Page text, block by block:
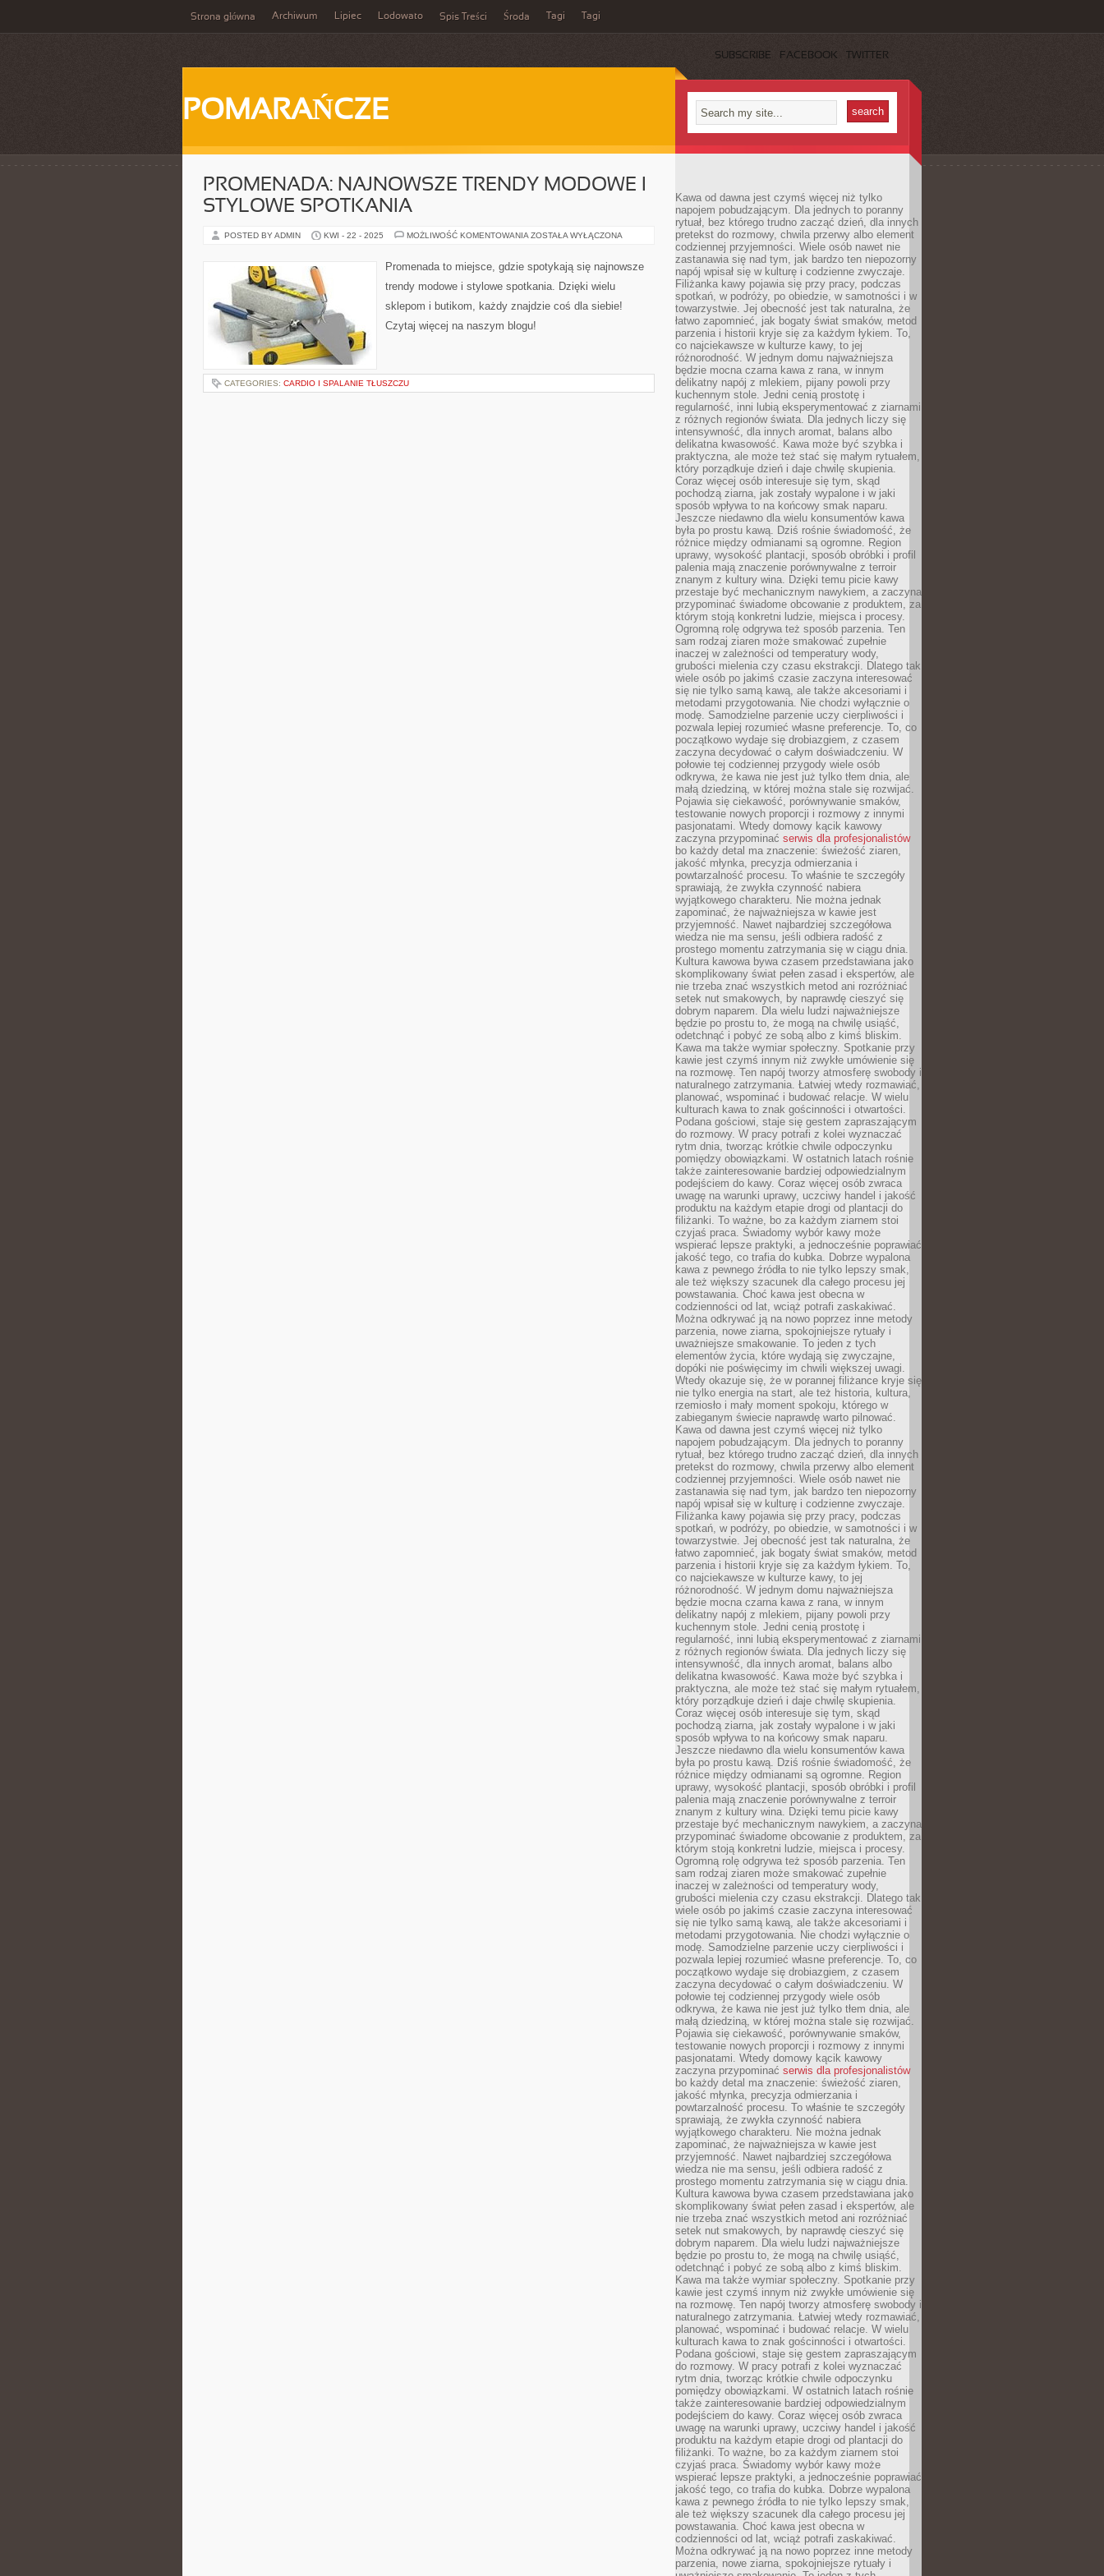
Strona główna Archiwum Lipiec Lodowato Spis Treści Środa Tagi Tagi
SUBSCRIBE FACEBOOK TWITTER
POMARAŃCZE
PROMENADA: NAJNOWSZE TRENDY MODOWE I
STYLOWE SPOTKANIA
POSTED BY ADMIN KWI - 22 - 2025 MOŻLIWOŚĆ KOMENTOWANIA PROMENADA:
MODOWE
I
SPOTKANIA
ZOSTAŁA WYŁĄCZONA
Promenada to miejsce, gdzie spotykają się najnowsze
trendy modowe i stylowe spotkania. Dzięki wielu
sklepom i butikom, każdy znajdzie coś dla siebie!
Czytaj więcej na naszym blogu!
CATEGORIES: CARDIO I SPALANIE TŁUSZCZU
Kawa od dawna jest czymś więcej niż tylko
napojem pobudzającym. Dla jednych to poranny
rytuał, bez którego trudno zacząć dzień, dla innych
pretekst do rozmowy, chwila przerwy albo element
codziennej przyjemności. Wiele osób nawet nie
zastanawia się nad tym, jak bardzo ten niepozorny
napój wpisał się w kulturę i codzienne zwyczaje.
Filiżanka kawy pojawia się przy pracy, podczas
spotkań, w podróży, po obiedzie, w samotności i w
towarzystwie. Jej obecność jest tak naturalna, że
łatwo zapomnieć, jak bogaty świat smaków, metod
parzenia i historii kryje się za każdym łykiem. To,
co najciekawsze w kulturze kawy, to jej
różnorodność. W jednym domu najważniejsza
będzie mocna czarna kawa z rana, w innym
delikatny napój z mlekiem, pijany powoli przy
kuchennym stole. Jedni cenią prostotę i
regularność, inni lubią eksperymentować z ziarnami
z różnych regionów świata. Dla jednych liczy się
intensywność, dla innych aromat, balans albo
delikatna kwasowość. Kawa może być szybka i
praktyczna, ale może też stać się małym rytuałem,
który porządkuje dzień i daje chwilę skupienia.
Coraz więcej osób interesuje się tym, skąd
pochodzą ziarna, jak zostały wypalone i w jaki
sposób wpływa to na końcowy smak naparu.
Jeszcze niedawno dla wielu konsumentów kawa
była po prostu kawą. Dziś rośnie świadomość, że
różnice między odmianami są ogromne. Region
uprawy, wysokość plantacji, sposób obróbki i profil
palenia mają znaczenie porównywalne z terroir
znanym z kultury wina. Dzięki temu picie kawy
przestaje być mechanicznym nawykiem, a zaczyna
przypominać świadome obcowanie z produktem, za
którym stoją konkretni ludzie, miejsca i procesy.
Ogromną rolę odgrywa też sposób parzenia. Ten
sam rodzaj ziaren może smakować zupełnie
inaczej w zależności od temperatury wody,
grubości mielenia czy czasu ekstrakcji. Dlatego tak
wiele osób po jakimś czasie zaczyna interesować
się nie tylko samą kawą, ale także akcesoriami i
metodami przygotowania. Nie chodzi wyłącznie o
modę. Samodzielne parzenie uczy cierpliwości i
pozwala lepiej rozumieć własne preferencje. To, co
początkowo wydaje się drobiazgiem, z czasem
zaczyna decydować o całym doświadczeniu. W
połowie tej codziennej przygody wiele osób
odkrywa, że kawa nie jest już tylko tłem dnia, ale
małą dziedziną, w której można stale się rozwijać.
Pojawia się ciekawość, porównywanie smaków,
testowanie nowych proporcji i rozmowy z innymi
pasjonatami. Wtedy domowy kącik kawowy
zaczyna przypominać serwis dla profesjonalistów
bo każdy detal ma znaczenie: świeżość ziaren,
jakość młynka, precyzja odmierzania i
powtarzalność procesu. To właśnie te szczegóły
sprawiają, że zwykła czynność nabiera
wyjątkowego charakteru. Nie można jednak
zapominać, że najważniejsza w kawie jest
przyjemność. Nawet najbardziej szczegółowa
wiedza nie ma sensu, jeśli odbiera radość z
prostego momentu zatrzymania się w ciągu dnia.
Kultura kawowa bywa czasem przedstawiana jako
skomplikowany świat pełen zasad i ekspertów, ale
nie trzeba znać wszystkich metod ani rozróżniać
setek nut smakowych, by naprawdę cieszyć się
dobrym naparem. Dla wielu ludzi najważniejsze
będzie po prostu to, że mogą na chwilę usiąść,
odetchnąć i pobyć ze sobą albo z kimś bliskim.
Kawa ma także wymiar społeczny. Spotkanie przy
kawie jest czymś innym niż zwykłe umówienie się
na rozmowę. Ten napój tworzy atmosferę swobody i
naturalnego zatrzymania. Łatwiej wtedy rozmawiać,
planować, wspominać i budować relacje. W wielu
kulturach kawa to znak gościnności i otwartości.
Podana gościowi, staje się gestem zapraszającym
do rozmowy. W pracy potrafi z kolei wyznaczać
rytm dnia, tworząc krótkie chwile odpoczynku
pomiędzy obowiązkami. W ostatnich latach rośnie
także zainteresowanie bardziej odpowiedzialnym
podejściem do kawy. Coraz więcej osób zwraca
uwagę na warunki uprawy, uczciwy handel i jakość
produktu na każdym etapie drogi od plantacji do
filiżanki. To ważne, bo za każdym ziarnem stoi
czyjaś praca. Świadomy wybór kawy może
wspierać lepsze praktyki, a jednocześnie poprawiać
jakość tego, co trafia do kubka. Dobrze wypalona
kawa z pewnego źródła to nie tylko lepszy smak,
ale też większy szacunek dla całego procesu jej
powstawania. Choć kawa jest obecna w
codzienności od lat, wciąż potrafi zaskakiwać.
Można odkrywać ją na nowo poprzez inne metody
parzenia, nowe ziarna, spokojniejsze rytuały i
uważniejsze smakowanie. To jeden z tych
elementów życia, które wydają się zwyczajne,
dopóki nie poświęcimy im chwili większej uwagi.
Wtedy okazuje się, że w porannej filiżance kryje się
nie tylko energia na start, ale też historia, kultura,
rzemiosło i mały moment spokoju, którego w
zabieganym świecie naprawdę warto pilnować.
Kawa od dawna jest czymś więcej niż tylko
napojem pobudzającym. Dla jednych to poranny
rytuał, bez którego trudno zacząć dzień, dla innych
pretekst do rozmowy, chwila przerwy albo element
codziennej przyjemności. Wiele osób nawet nie
zastanawia się nad tym, jak bardzo ten niepozorny
napój wpisał się w kulturę i codzienne zwyczaje.
Filiżanka kawy pojawia się przy pracy, podczas
spotkań, w podróży, po obiedzie, w samotności i w
towarzystwie. Jej obecność jest tak naturalna, że
łatwo zapomnieć, jak bogaty świat smaków, metod
parzenia i historii kryje się za każdym łykiem. To,
co najciekawsze w kulturze kawy, to jej
różnorodność. W jednym domu najważniejsza
będzie mocna czarna kawa z rana, w innym
delikatny napój z mlekiem, pijany powoli przy
kuchennym stole. Jedni cenią prostotę i
regularność, inni lubią eksperymentować z ziarnami
z różnych regionów świata. Dla jednych liczy się
intensywność, dla innych aromat, balans albo
delikatna kwasowość. Kawa może być szybka i
praktyczna, ale może też stać się małym rytuałem,
który porządkuje dzień i daje chwilę skupienia.
Coraz więcej osób interesuje się tym, skąd
pochodzą ziarna, jak zostały wypalone i w jaki
sposób wpływa to na końcowy smak naparu.
Jeszcze niedawno dla wielu konsumentów kawa
była po prostu kawą. Dziś rośnie świadomość, że
różnice między odmianami są ogromne. Region
uprawy, wysokość plantacji, sposób obróbki i profil
palenia mają znaczenie porównywalne z terroir
znanym z kultury wina. Dzięki temu picie kawy
przestaje być mechanicznym nawykiem, a zaczyna
przypominać świadome obcowanie z produktem, za
którym stoją konkretni ludzie, miejsca i procesy.
Ogromną rolę odgrywa też sposób parzenia. Ten
sam rodzaj ziaren może smakować zupełnie
inaczej w zależności od temperatury wody,
grubości mielenia czy czasu ekstrakcji. Dlatego tak
wiele osób po jakimś czasie zaczyna interesować
się nie tylko samą kawą, ale także akcesoriami i
metodami przygotowania. Nie chodzi wyłącznie o
modę. Samodzielne parzenie uczy cierpliwości i
pozwala lepiej rozumieć własne preferencje. To, co
początkowo wydaje się drobiazgiem, z czasem
zaczyna decydować o całym doświadczeniu. W
połowie tej codziennej przygody wiele osób
odkrywa, że kawa nie jest już tylko tłem dnia, ale
małą dziedziną, w której można stale się rozwijać.
Pojawia się ciekawość, porównywanie smaków,
testowanie nowych proporcji i rozmowy z innymi
pasjonatami. Wtedy domowy kącik kawowy
zaczyna przypominać serwis dla profesjonalistów
bo każdy detal ma znaczenie: świeżość ziaren,
jakość młynka, precyzja odmierzania i
powtarzalność procesu. To właśnie te szczegóły
sprawiają, że zwykła czynność nabiera
wyjątkowego charakteru. Nie można jednak
zapominać, że najważniejsza w kawie jest
przyjemność. Nawet najbardziej szczegółowa
wiedza nie ma sensu, jeśli odbiera radość z
prostego momentu zatrzymania się w ciągu dnia.
Kultura kawowa bywa czasem przedstawiana jako
skomplikowany świat pełen zasad i ekspertów, ale
nie trzeba znać wszystkich metod ani rozróżniać
setek nut smakowych, by naprawdę cieszyć się
dobrym naparem. Dla wielu ludzi najważniejsze
będzie po prostu to, że mogą na chwilę usiąść,
odetchnąć i pobyć ze sobą albo z kimś bliskim.
Kawa ma także wymiar społeczny. Spotkanie przy
kawie jest czymś innym niż zwykłe umówienie się
na rozmowę. Ten napój tworzy atmosferę swobody i
naturalnego zatrzymania. Łatwiej wtedy rozmawiać,
planować, wspominać i budować relacje. W wielu
kulturach kawa to znak gościnności i otwartości.
Podana gościowi, staje się gestem zapraszającym
do rozmowy. W pracy potrafi z kolei wyznaczać
rytm dnia, tworząc krótkie chwile odpoczynku
pomiędzy obowiązkami. W ostatnich latach rośnie
także zainteresowanie bardziej odpowiedzialnym
podejściem do kawy. Coraz więcej osób zwraca
uwagę na warunki uprawy, uczciwy handel i jakość
produktu na każdym etapie drogi od plantacji do
filiżanki. To ważne, bo za każdym ziarnem stoi
czyjaś praca. Świadomy wybór kawy może
wspierać lepsze praktyki, a jednocześnie poprawiać
jakość tego, co trafia do kubka. Dobrze wypalona
kawa z pewnego źródła to nie tylko lepszy smak,
ale też większy szacunek dla całego procesu jej
powstawania. Choć kawa jest obecna w
codzienności od lat, wciąż potrafi zaskakiwać.
Można odkrywać ją na nowo poprzez inne metody
parzenia, nowe ziarna, spokojniejsze rytuały i